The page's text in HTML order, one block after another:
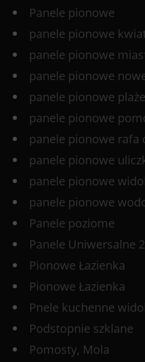
Panele pionowe
panele pionowe
panele pionowe
panele pionowe
panele pionowe
panele pionowe
panele pionowe rafa
panele pionowe
panele pionowe
panele pionowe
Panele poziome
Panele Uniwersalne
Pionowe Łazienka
Pionowe Łazienka
Pnele kuchenne
Podstopnie szklane
Pomosty, Mola